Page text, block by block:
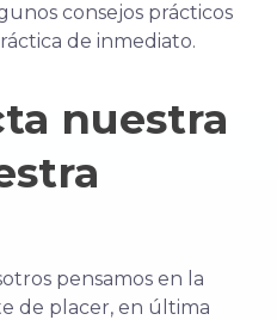
consejos prácticos
de inmediato.
nuestra
pensamos en la
de placer, en última